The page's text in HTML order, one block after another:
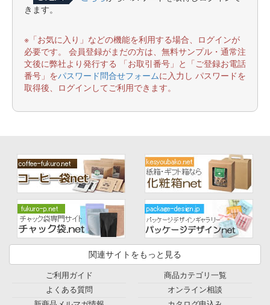
きます。
※「お気に入り」などの機能を利用する場合、ログインが
必要です。 会員登録がまだの方は、無料サンプル・通常注
文後に弊社より発行する 「お取引番号」と「ご登録お電話
番号」をパスワード問合せフォームに入力し パスワードを
取得後、ログインしてご利用できます。
関連サイトをもっと見る
ご利用ガイド
よくある質問
商品カテゴリ一覧
オンライン相談